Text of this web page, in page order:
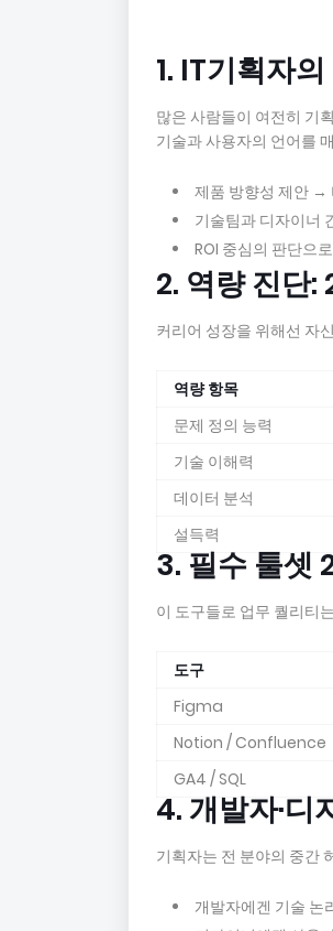
1. IT기획자
많은 사람들이 여전히 기
기술과 사용자의 언어를
제품 방향성 제안 →
기술팀과 디자이너
ROI 중심의 판단으
2. 역량 진단:
커리어 성장을 위해선 자
역량 항목
문제 정의 능력
기술 이해력
데이터 분석
설득력
3. 필수 툴셋
이 도구들로 업무 퀄리티
도구
Figma
Notion / Confluence
GA4 / SQL
4. 개발자·디
기획자는 전 분야의 중간
개발자에겐 기술 논